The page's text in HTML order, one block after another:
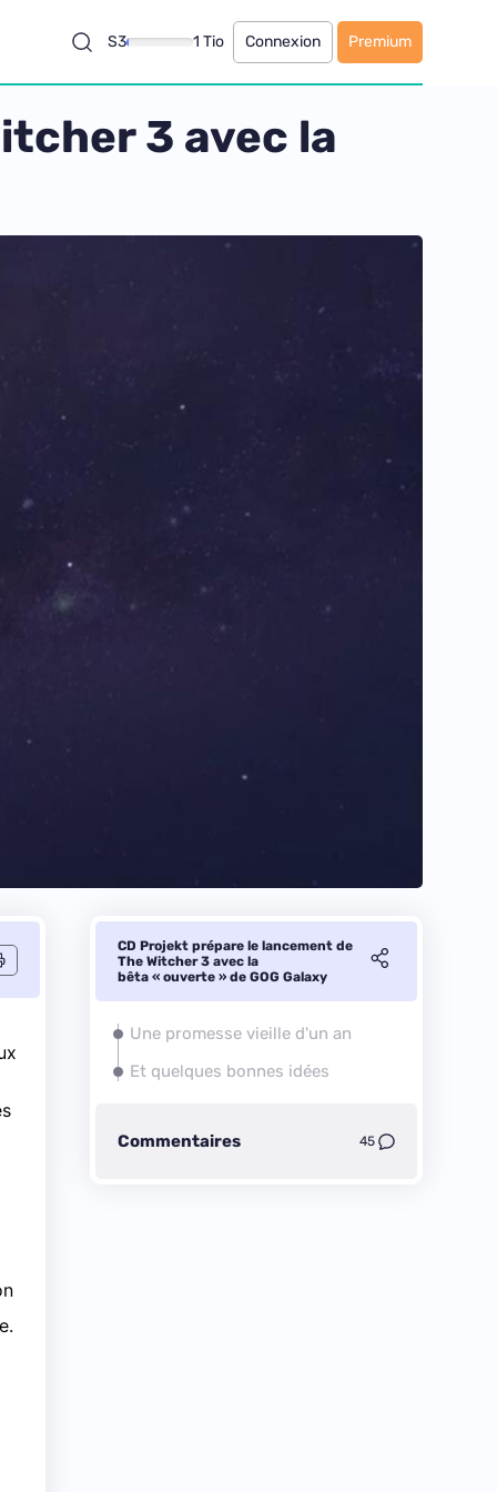
S3 1 Tio Connexion Premium
3 avec la
CD Projekt prépare le lancement de
The Witcher 3 avec la
bêta « ouverte » de GOG Galaxy
Une promesse vieille d'un an
Et quelques bonnes idées
Commentaires 45